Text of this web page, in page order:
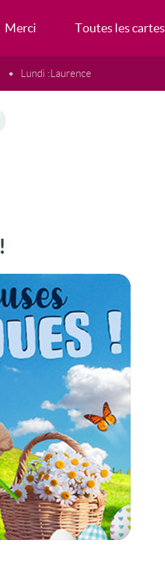
Merci Toutes les cartes
Lundi :Laurence